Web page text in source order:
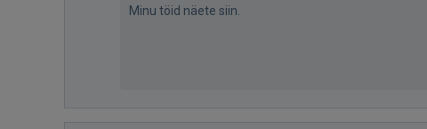
Minu töid näete siin.